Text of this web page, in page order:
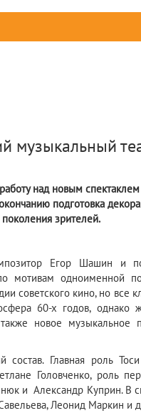
музыкальный
над новым
подготовка
зрителей.
Егор Шашин и
мотивам одноименной
советского кино, но
60-х годов, однако
новое музыкальное
состав. Главная роль
Головченко, роль
и Александр Куприн. В
Леонид Маркин и